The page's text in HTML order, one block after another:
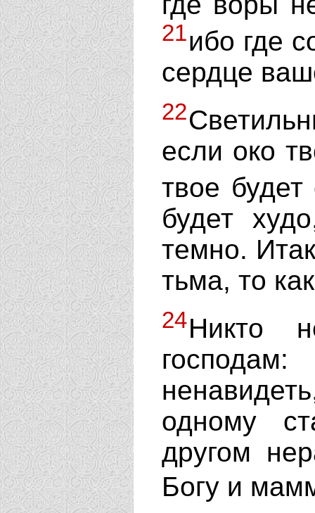
21ибо где
сердце
22
если око
твое
будет
темно.
тьма, то
24Никто
одному
другом
Богу и